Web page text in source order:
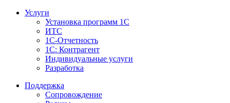
Услуги
Установка программ 1С
ИТС
1С-Отчетность
1С: Контрагент
Индивидуальные услуги
Разработка
Поддержка
Сопровождение